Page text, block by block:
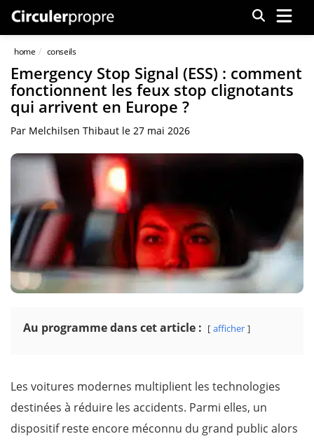
Menu
home conseils
Emergency Stop Signal (ESS) : comment
fonctionnent les feux stop clignotants
qui arrivent en Europe ?
Par Melchilsen Thibaut le 27 mai 2026
Au programme dans cet article : afficher
Les voitures modernes multiplient les technologies
destinées à réduire les accidents. Parmi elles, un
dispositif reste encore méconnu du grand public alors